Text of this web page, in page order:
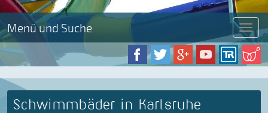
Menü und Suche Menü
Schwimmbäder in Karlsruhe